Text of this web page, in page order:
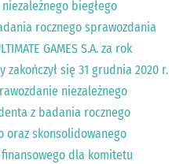
biegłego
rocznego sprawozdania
GAMES S.A. za rok
zakończył się 31 grudnia 2020 r.
niezależnego
z badania rocznego
oraz skonsolidowanego
dla komitetu